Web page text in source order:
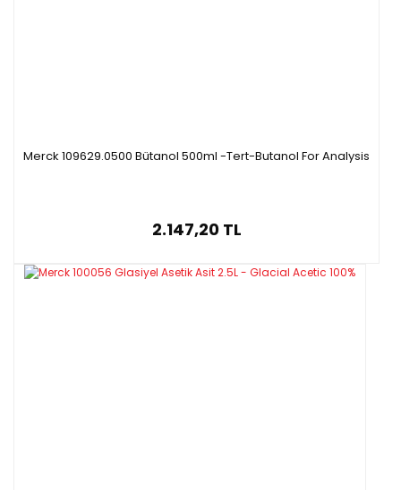
Merck 109629.0500 Bütanol 500ml -Tert-Butanol For Analysis
2.147,20 TL